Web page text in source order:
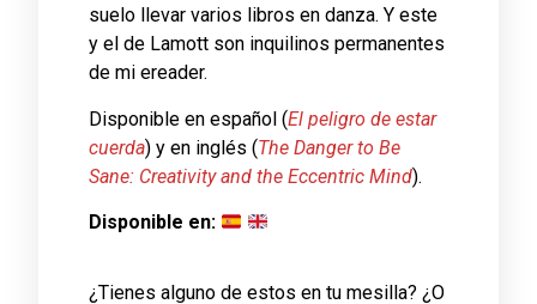
suelo llevar varios libros en danza. Y este
y el de Lamott son inquilinos permanentes
de mi ereader.
Disponible en español (El peligro de estar
cuerda) y en inglés (The Danger to Be
Sane: Creativity and the Eccentric Mind).
Disponible en:
¿Tienes alguno de estos en tu mesilla? ¿O